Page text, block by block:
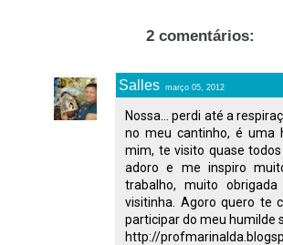
2 comentários:
Salles março 05, 2012
Nossa... perdi até a
no meu cantinho, é uma
mim, te visito quase
adoro e me inspiro
trabalho, muito
visitinha. Agoro quero te
participar do meu humilde
http://